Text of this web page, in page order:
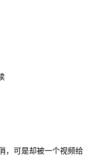
，可是却被一个视频给